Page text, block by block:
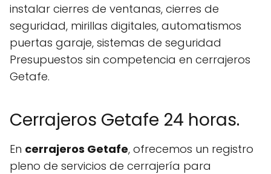
instalar cierres de ventanas, cierres de
seguridad, mirillas digitales, automatismos
puertas garaje, sistemas de seguridad
Presupuestos sin competencia en cerrajeros
Getafe.
Cerrajeros Getafe 24 horas.
En cerrajeros Getafe, ofrecemos un registro
pleno de servicios de cerrajería para